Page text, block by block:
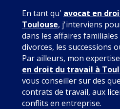
En tant qu' avocat en
Toulouse, j'interviens
dans les affaires
divorces, les successions
Par ailleurs, mon
en droit du travail à
vous conseiller sur des
contrats de travail, aux
conflits en entreprise.